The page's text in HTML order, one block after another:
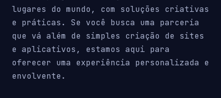
lugares do mundo, com soluções criativas
e práticas. Se você busca uma parceria
que vá além de simples criação de sites
e aplicativos, estamos aqui para
oferecer uma experiência personalizada e
envolvente.